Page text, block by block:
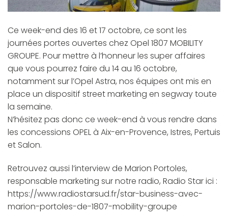
Ce week-end des 16 et 17 octobre, ce sont les
journées portes ouvertes chez Opel 1807 MOBILITY
GROUPE. Pour mettre à l’honneur les super affaires
que vous pourrez faire du 14 au 16 octobre,
notamment sur l’Opel Astra, nos équipes ont mis en
place un dispositif street marketing en segway toute
la semaine.
N’hésitez pas donc ce week-end à vous rendre dans
les concessions OPEL à Aix-en-Provence, Istres, Pertuis
et Salon.
Retrouvez aussi l’interview de Marion Portoles,
responsable marketing sur notre radio, Radio Star ici :
https://www.radiostarsud.fr/star-business-avec-
marion-portoles-de-1807-mobility-groupe